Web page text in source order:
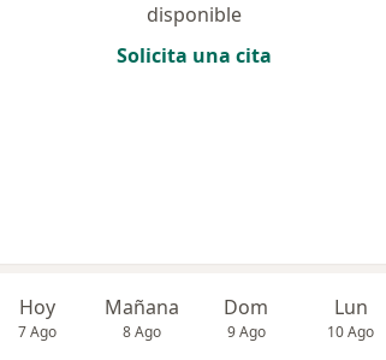
disponible
Solicita una cita
Hoy
7 Ago
Mañana
8 Ago
Dom
9 Ago
Lun
10 Ago